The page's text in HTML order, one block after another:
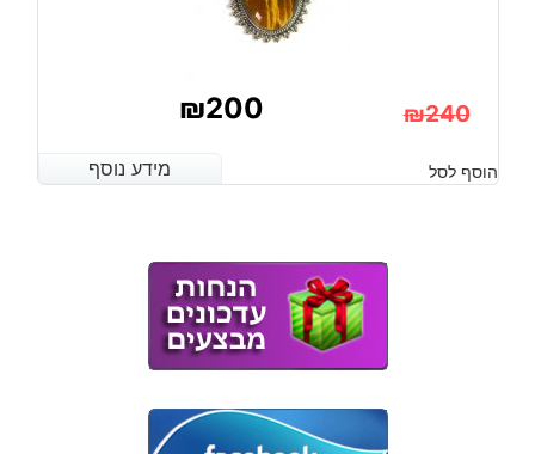
₪240
המקורי
₪200
הנוכחי
מידע נוסף הוסף לסל מידע נוסף